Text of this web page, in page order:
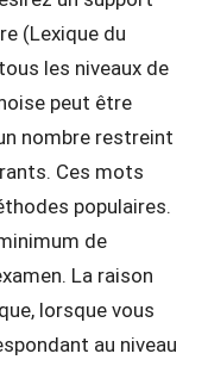
(Lexique du
les niveaux de
peut être
nombre restreint
Ces mots
populaires.
de
La raison
lorsque vous
au niveau